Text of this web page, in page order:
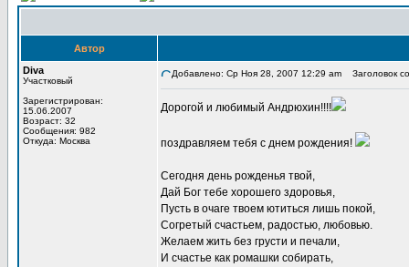
Автор
Diva
Участковый
Зарегистрирован:
15.06.2007
Возраст: 32
Сообщения: 982
Откуда: Москва
Добавлено: Ср Ноя 28, 2007 12:29 am Заголовок
Дорогой и любимый Андрюхин!!!!
поздравляем тебя с днем рождения!
Сегодня день рожденья твой,
Дай Бог тебе хорошего здоровья,
Пусть в очаге твоем ютиться лишь покой,
Согретый счастьем, радостью, любовью.
Желаем жить без грусти и печали,
И счастье как ромашки собирать,